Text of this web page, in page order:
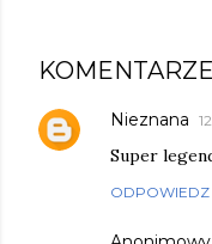
KOMENTARZE
Nieznana
Super
ODPOWIEDZ